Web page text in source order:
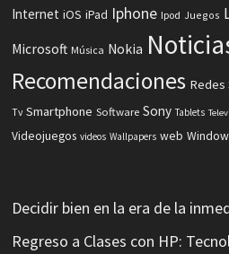
Internet iOS iPad Iphone Ipod Juegos
Microsoft Música Nokia
Recomendaciones Redes
Tv Smartphone Software Sony Tablets
Videojuegos videos Wallpapers web
Decidir bien en la era de la
Regreso a Clases con HP: